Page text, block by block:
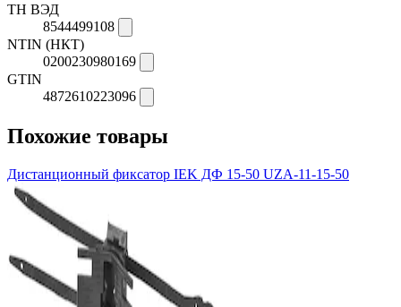
ТН ВЭД
8544499108
NTIN (НКТ)
0200230980169
GTIN
4872610223096
Похожие товары
Дистанционный фиксатор IEK ДФ 15-50 UZA-11-15-50